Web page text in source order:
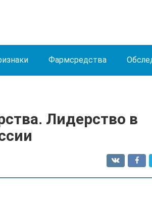
Фармсредства
Лидерство в